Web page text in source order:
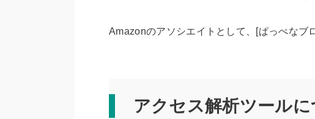
Amazonのアソシエイトとして、[ぱっぺなブ
アクセス解析ツールに